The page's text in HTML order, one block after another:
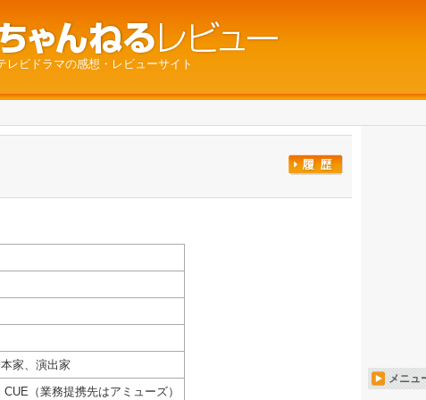
レビドラマの感想・レビューサイト
家、演出家
（業務提携先はアミューズ）
メニュ